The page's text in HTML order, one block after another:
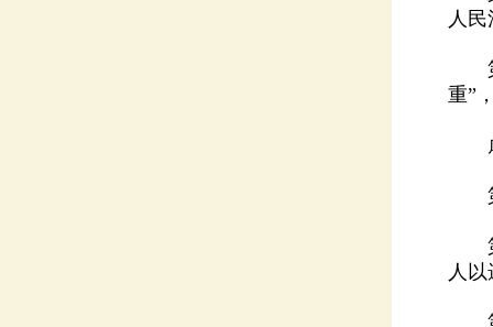
人
重”
虐
第
人